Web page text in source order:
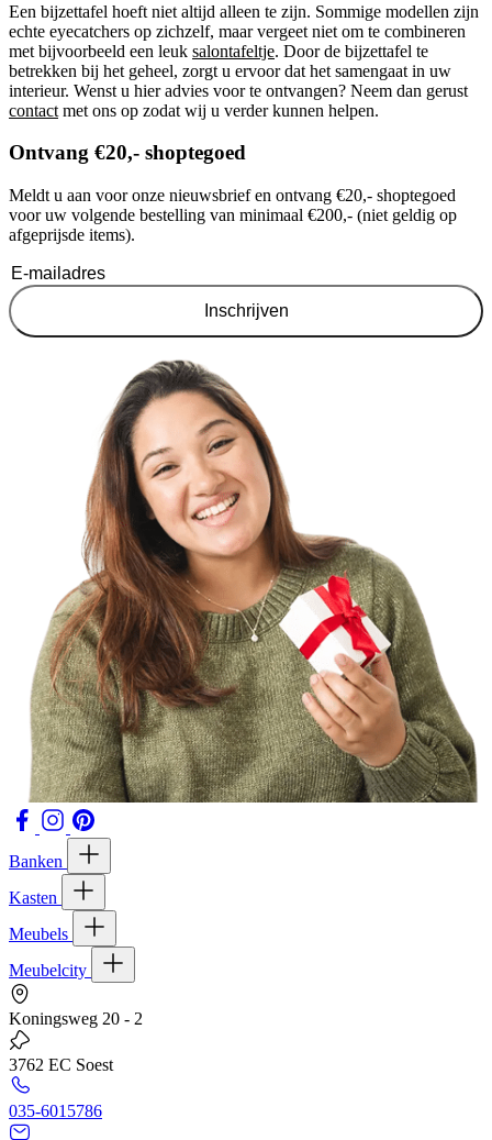
Een bijzettafel hoeft niet altijd alleen te zijn. Sommige modellen zijn
echte eyecatchers op zichzelf, maar vergeet niet om te combineren
met bijvoorbeeld een leuk salontafeltje. Door de bijzettafel te
betrekken bij het geheel, zorgt u ervoor dat het samengaat in uw
interieur. Wenst u hier advies voor te ontvangen? Neem dan gerust
contact met ons op zodat wij u verder kunnen helpen.
Ontvang €20,- shoptegoed
Meldt u aan voor onze nieuwsbrief en ontvang €20,- shoptegoed
voor uw volgende bestelling van minimaal €200,- (niet geldig op
afgeprijsde items).
Inschrijven
Banken
Kasten
Meubels
Meubelcity
Koningsweg 20 - 2
3762 EC Soest
035-6015786